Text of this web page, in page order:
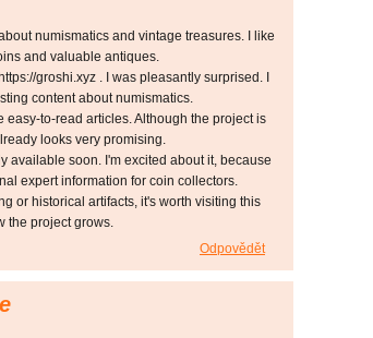
numismatics and vintage treasures. I like
and valuable antiques.
groshi.xyz . I was pleasantly surprised. I
content about numismatics.
to-read articles. Although the project is
looks very promising.
available soon. I'm excited about it, because
expert information for coin collectors.
or historical artifacts, it's worth visiting this
the project grows.
Odpovědět